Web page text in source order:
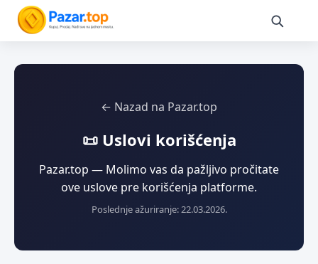
← Nazad na Pazar.top
📜 Uslovi korišćenja
Pazar.top — Molimo vas da pažljivo pročitate
ove uslove pre korišćenja platforme.
Poslednje ažuriranje: 22.03.2026.